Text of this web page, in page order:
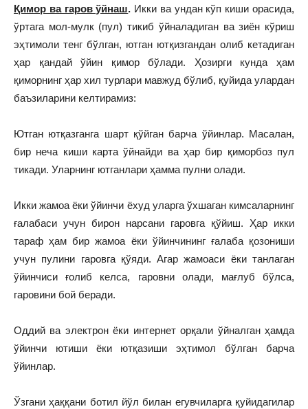
Қимор ва гаров ўйнаш. Икки ва ундан кўп киши орасида,
ўртага мол-мулк (пул) тикиб ўйналадиган ва зиён кўриш
эҳтимоли тенг бўлган, ютган ютқизгандан олиб кетадиган
ҳар қандай ўйин қимор бўлади. Ҳозирги кунда ҳам
қиморнинг ҳар хил турлари мавжуд бўлиб, қуйида улардан
баъзиларини келтирамиз:
Ютган ютқазганга шарт қўйган барча ўйинлар. Масалан,
бир неча киши карта ўйнайди ва ҳар бир қиморбоз пул
тикади. Уларнинг ютганлари ҳамма пулни олади.
Икки жамоа ёки ўйинчи ёхуд уларга ўхшаган кимсаларнинг
ғалабаси учун бирон нарсани гаровга қўйиш. Ҳар икки
тараф ҳам бир жамоа ёки ўйинчининг ғалаба қозониши
учун пулини гаровга қўяди. Агар жамоаси ёки танлаган
ўйинчиси ғолиб келса, гаровни олади, мағлуб бўлса,
гаровини бой беради.
Оддий ва электрон ёки интернет орқали ўйналган ҳамда
ўйинчи ютиши ёки ютқазиши эҳтимол бўлган барча
ўйинлар.
Ўзгани ҳаққани ботил йўл билан егувчиларга қуйидагилар